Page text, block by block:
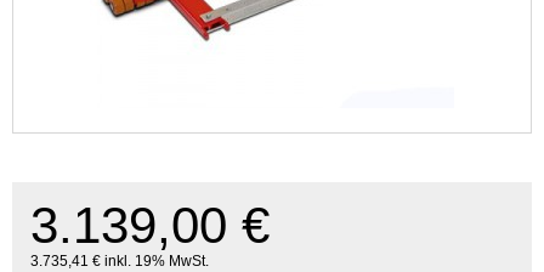
3.139,00 €
3.735,41 € inkl. 19% MwSt.